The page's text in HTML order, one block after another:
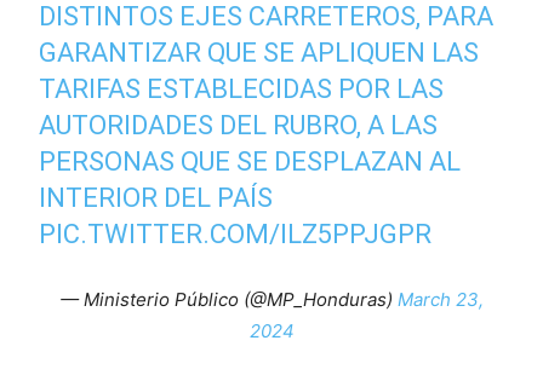
DISTINTOS EJES CARRETEROS, PARA
GARANTIZAR QUE SE APLIQUEN LAS
TARIFAS ESTABLECIDAS POR LAS
AUTORIDADES DEL RUBRO, A LAS
PERSONAS QUE SE DESPLAZAN AL
INTERIOR DEL PAÍS
PIC.TWITTER.COM/ILZ5PPJGPR
— Ministerio Público (@MP_Honduras) March 23,
2024